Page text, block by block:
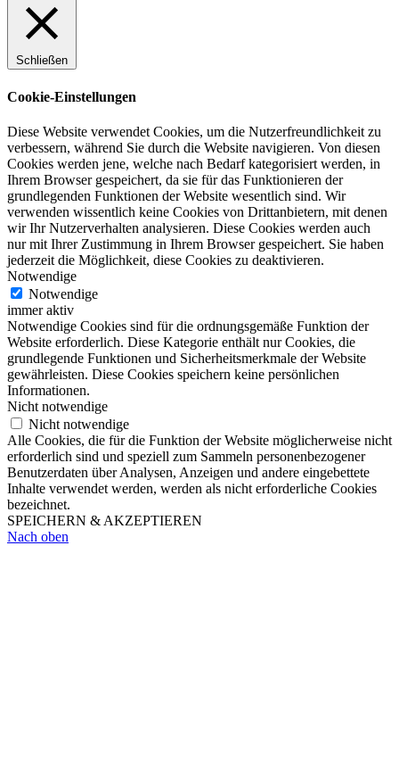
Schließen
Cookie-Einstellungen
Diese Website verwendet Cookies, um die Nutzerfreundlichkeit zu
verbessern, während Sie durch die Website navigieren. Von diesen
Cookies werden jene, welche nach Bedarf kategorisiert werden, in
Ihrem Browser gespeichert, da sie für das Funktionieren der
grundlegenden Funktionen der Website wesentlich sind. Wir
verwenden wissentlich keine Cookies von Drittanbietern, mit denen
wir Ihr Nutzerverhalten analysieren. Diese Cookies werden auch
nur mit Ihrer Zustimmung in Ihrem Browser gespeichert. Sie haben
jederzeit die Möglichkeit, diese Cookies zu deaktivieren.
Notwendige
Notwendige
immer aktiv
Notwendige Cookies sind für die ordnungsgemäße Funktion der
Website erforderlich. Diese Kategorie enthält nur Cookies, die
grundlegende Funktionen und Sicherheitsmerkmale der Website
gewährleisten. Diese Cookies speichern keine persönlichen
Informationen.
Nicht notwendige
Nicht notwendige
Alle Cookies, die für die Funktion der Website möglicherweise nicht
erforderlich sind und speziell zum Sammeln personenbezogener
Benutzerdaten über Analysen, Anzeigen und andere eingebettete
Inhalte verwendet werden, werden als nicht erforderliche Cookies
bezeichnet.
SPEICHERN & AKZEPTIEREN
Nach oben